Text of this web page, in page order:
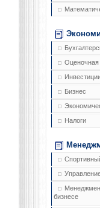
Оценочная
Бизнес
Налоги
бизнесе